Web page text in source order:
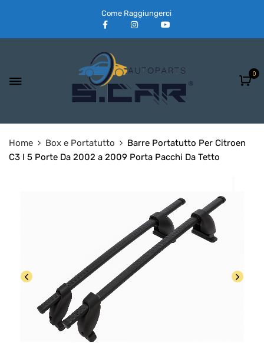
Come Raggiungerci
0
Home Box e Portatutto
Barre Portatutto Per Citroen
C3 I 5 Porte Da 2002 a 2009 Porta Pacchi Da Tetto